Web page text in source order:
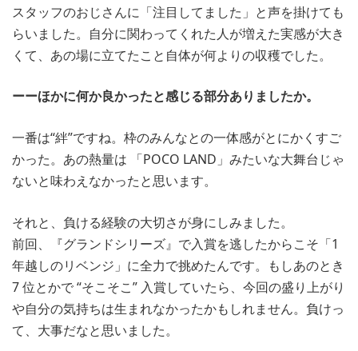
スタッフのおじさんに「注目してました」と声を掛けても
らいました。自分に関わってくれた人が増えた実感が大き
くて、あの場に立てたこと自体が何よりの収穫でした。
ーーほかに何か良かったと感じる部分ありましたか。
一番は“絆”ですね。枠のみんなとの一体感がとにかくすご
かった。あの熱量は 「POCO LAND」みたいな大舞台じゃ
ないと味わえなかったと思います。
それと、負ける経験の大切さが身にしみました。
前回、『グランドシリーズ』で入賞を逃したからこそ「1
年越しのリベンジ」に全力で挑めたんです。もしあのとき
7 位とかで “そこそこ” 入賞していたら、今回の盛り上がり
や自分の気持ちは生まれなかったかもしれません。負けっ
て、大事だなと思いました。